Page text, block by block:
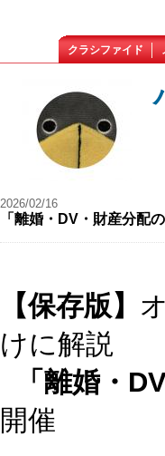
クラシファイド
2026/02/16
「離婚・DV・財産分配
【保存版】
けに解説
「離婚・
開催